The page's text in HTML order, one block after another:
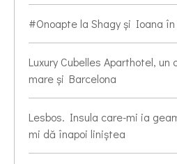
#Onoapte la Shagy și Ioana în
Luxury Cubelles Aparthotel,
mare și Barcelona
Lesbos. Insula care-mi ia
mi dă înapoi liniștea